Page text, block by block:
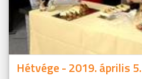
Hétvége - 2019. április 5.